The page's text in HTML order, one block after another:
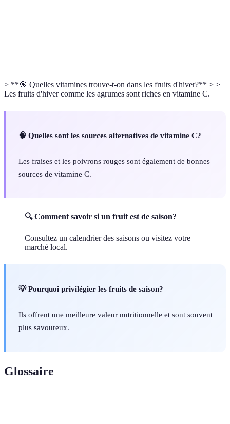
> **🎯 Quelles vitamines trouve-t-on dans les fruits d'hiver?** > >
Les fruits d'hiver comme les agrumes sont riches en vitamine C.
🧠 Quelles sont les sources alternatives de vitamine C?
Les fraises et les poivrons rouges sont également de bonnes
sources de vitamine C.
🔍 Comment savoir si un fruit est de saison?
Consultez un calendrier des saisons ou visitez votre
marché local.
💡 Pourquoi privilégier les fruits de saison?
Ils offrent une meilleure valeur nutritionnelle et sont souvent
plus savoureux.
Glossaire